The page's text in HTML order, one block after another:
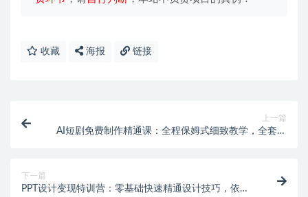
收藏 海报 链接
上一篇
AI短剧免费制作精通课：全程保姆式细致教学，全套干
下一篇
PPT设计变现特训营：零基础快速精通设计技巧，依托